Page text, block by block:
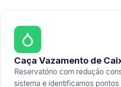
Caça Vazamento de
Reservatório com redução
sistema e identificamos